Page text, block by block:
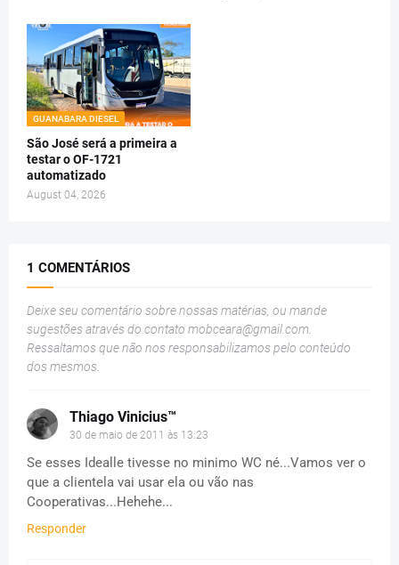
GUANABARA DIESEL
São José será a primeira a
testar o OF-1721
automatizado
August 04, 2026
1 COMENTÁRIOS
Deixe seu comentário sobre nossas matérias, ou mande
sugestões através do contato mobceara@gmail.com
Ressaltamos que não nos responsabilizamos pelo conteúdo
dos mesmos.
Thiago Vinicius™
30 de maio de 2011 às 13:23
Se esses Idealle tivesse no minimo WC né...Vamos ver o
que a clientela vai usar ela ou vão nas
Cooperativas...Hehehe...
Responder